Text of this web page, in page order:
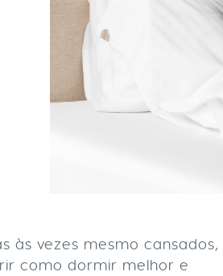
às vezes mesmo cansados,
como dormir melhor e